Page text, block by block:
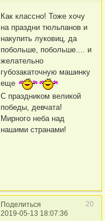
Как классно! Тоже хочу
на праздни тюльпанов и
накупить луковиц, да
побольше, побольше.... и
желательно
губозакаточную машинку
еще
С праздником великой
победы, девчата!
Мирного неба над
нашими странами!
Поделиться
20
2019-05-13 18:07:36